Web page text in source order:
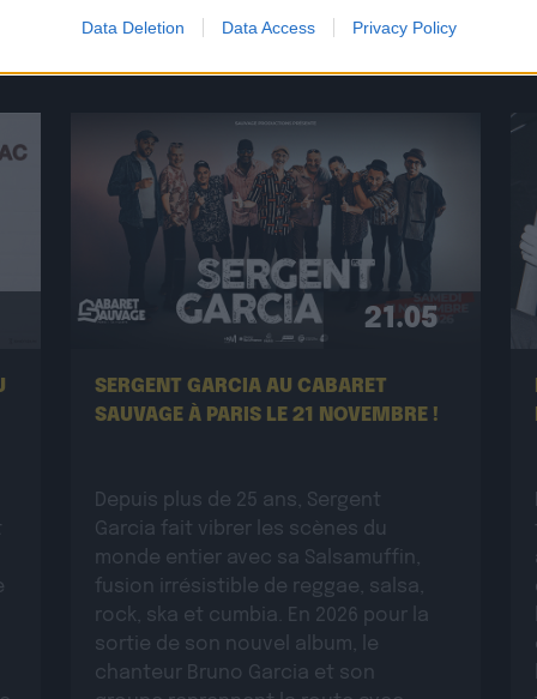
Data Deletion Data Access Privacy Policy
21.05
SERGENT GARCIA AU CABARET
SAUVAGE À PARIS LE 21 NOVEMBRE !
Depuis plus de 25 ans, Sergent
Garcia fait vibrer les scènes du
monde entier avec sa Salsamuffin,
fusion irrésistible de reggae, salsa,
rock, ska et cumbia. En 2026 pour la
sortie de son nouvel album, le
chanteur Bruno Garcia et son